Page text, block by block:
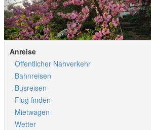
Anreise
Öffentlicher Nahverkehr
Bahnreisen
Busreisen
Flug finden
Mietwagen
Wetter